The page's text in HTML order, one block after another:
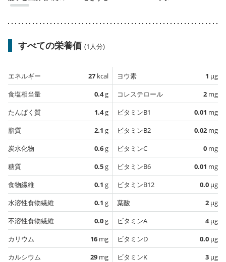
すべての栄養価 (1人分)
エネルギー 27 kcal
食塩相当量
0.4g
たんぱく質
1.4g
脂質
2.1 g
炭水化物
0.6g
糖質
0.5g
食物繊維
0.1 g
水溶性食物繊維
0.1 g
不溶性食物繊維
0.0g
カリウム
16 mg
カルシウム
29 mg
ヨウ素 1 µg
コレステロール
2 mg
ビタミンB1
0.01 mg
ビタミンB2
0.02 mg
ビタミンC
0 mg
ビタミンB6
0.01 mg
ビタミンB12
0.0 µg
葉酸
2 µg
ビタミンA
4µg
ビタミンD
0.0 µg
ビタミンK
3 µg